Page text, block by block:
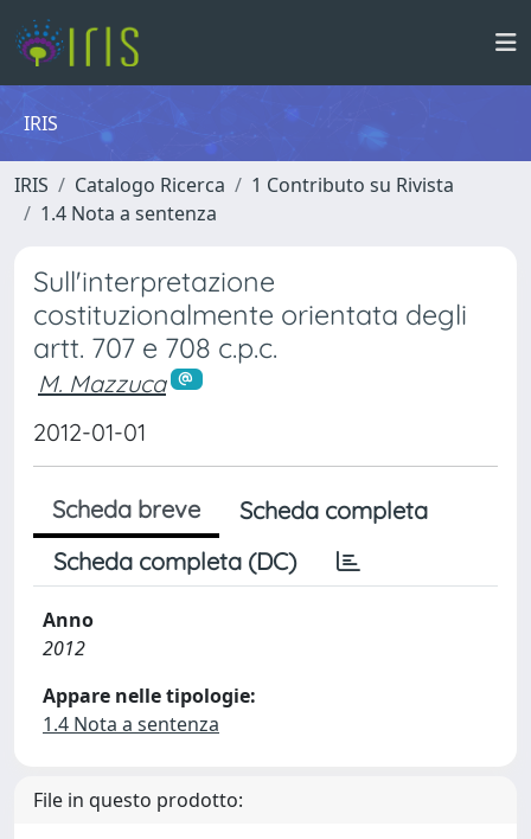
IRIS
IRIS Catalogo Ricerca
1 Contributo su Rivista
1.4 Nota a sentenza
Sull'interpretazione
costituzionalmente orientata degli
artt. 707 e 708 c.p.c.
M. Mazzuca
2012-01-01
Scheda breve
Scheda completa
Scheda completa (DC)
Anno
2012
Appare nelle tipologie:
1.4 Nota a sentenza
File in questo prodotto: